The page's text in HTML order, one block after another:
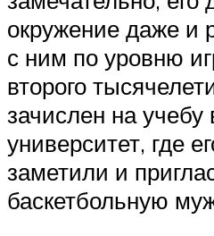
окружение даже и
с ним по уровню
второго
зачислен на учебу
университет, где
заметили и
баскетбольную